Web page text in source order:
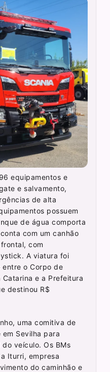
equipamentos e
e salvamento,
de alta
possuem
de água comporta
com um canhão
com
A viatura foi
o Corpo de
e a Prefeitura
destinou R$
uma comitiva de
Sevilha para
veículo. Os BMs
Iturri, empresa
do caminhão e